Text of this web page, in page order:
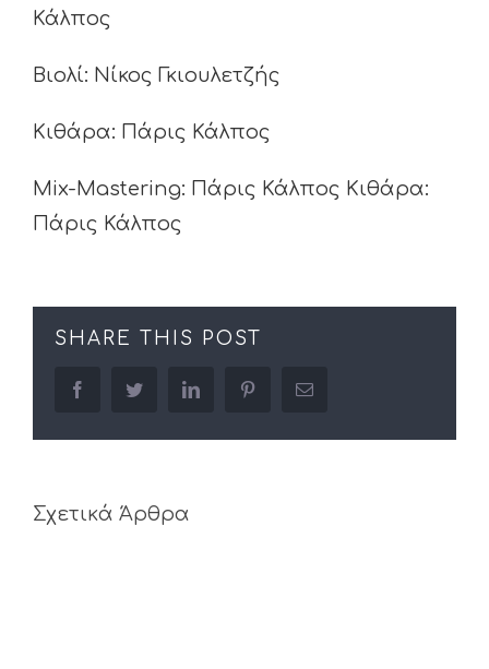
Κάλπος
Βιολί: Νίκος Γκιουλετζής
Κιθάρα: Πάρις Κάλπος
Mix-Mastering: Πάρις Κάλπος Κιθάρα:
Πάρις Κάλπος
SHARE THIS POST
facebooktwitter linkedin pinterestEmail
Σχετικά Άρθρα